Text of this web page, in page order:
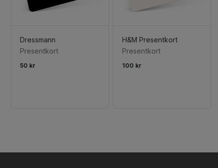
Dressmann
Presentkort
50 kr
H&M Presentkort
Presentkort
100 kr